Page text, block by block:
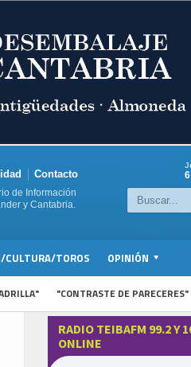
Contacto
de Información
y Cantabria.
CULTURA/TOROS OPINIÓN
"CONTRASTE DE PARECERES"
RADIO TEIBAFM 99.2 Y
ONLINE